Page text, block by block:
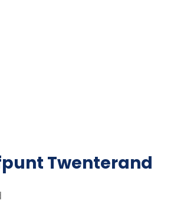
Twenterand